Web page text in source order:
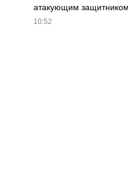
атакующим защитником
10:52